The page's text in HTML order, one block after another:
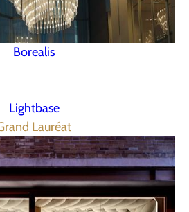
Borealis
Lightbase
Lauréat